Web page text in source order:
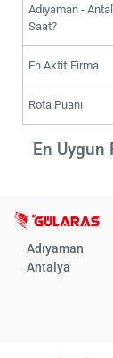
Adıyaman -
Saat?
En Aktif Firma
Rota Puanı
En Uygun
Adıyaman
Antalya